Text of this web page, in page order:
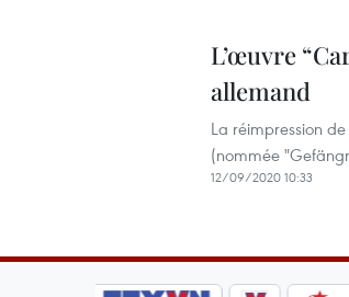
L’œuvre
allemand
La réimpression
(nommée
12/09/2020 10:33